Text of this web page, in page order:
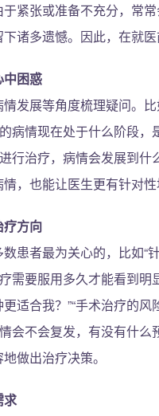
紧张或准备不充分，常
诸多遗憾。因此，在就
中困惑
发展等角度梳理疑问。
病情现在处于什么阶段
行治疗，病情会发展到
，也能让医生更有针对性
疗方向
患者最为关心的，比如
需要服用多久才能看到
适合我？”“手术治疗的
会不会复发，有没有什
做出治疗决策。
求